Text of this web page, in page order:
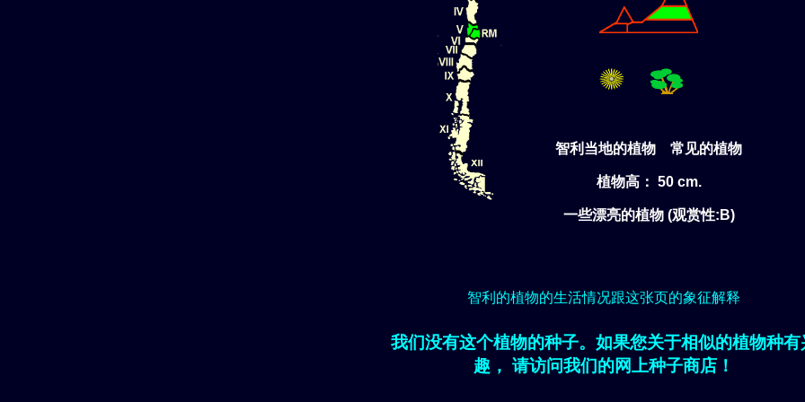
智利当地的植物 常见的植物
植物高： 50 cm.
一些漂亮的植物 (观赏性:B)
智利的植物的生活情况跟这张页的象征解释
我们没有这个植物的种子。如果您关于相似的植物种有
趣， 请访问我们的网上种子商店！